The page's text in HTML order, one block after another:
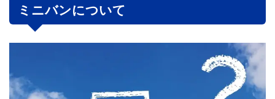
ミニバンについて